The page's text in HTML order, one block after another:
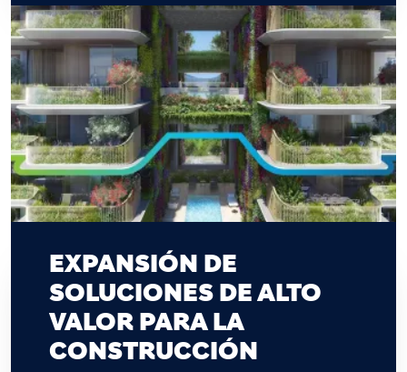
EXPANSIÓN DE
SOLUCIONES DE ALTO
VALOR PARA LA
CONSTRUCCIÓN